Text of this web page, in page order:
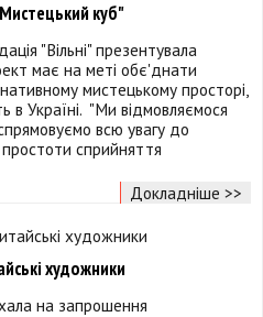
куб"
"Вільні" презентувала
має на меті обє'днати
мистецькому просторі,
в Україні. "Ми відмовляємося
всю увагу до
сприйняття
Докладніше >>
художники
на запрошення